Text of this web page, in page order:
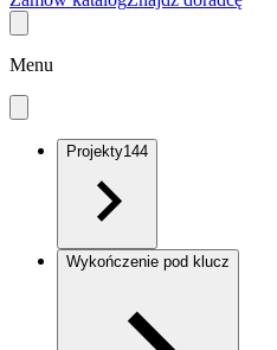
Menu
Projekty144
Wykończenie pod klucz